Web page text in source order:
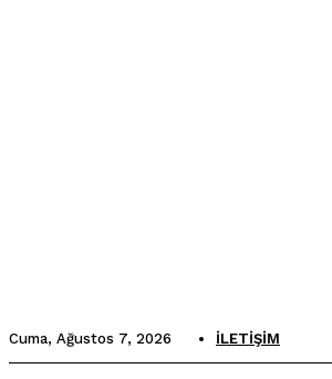
Cuma, Ağustos 7, 2026 İLETIŞIM